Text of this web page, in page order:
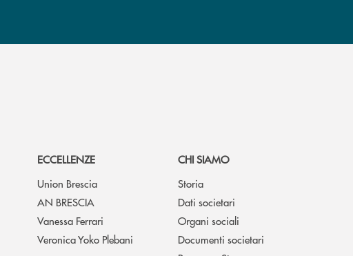
ECCELLENZE
Union Brescia
AN BRESCIA
Vanessa Ferrari
Veronica Yoko Plebani
CHI SIAMO
Storia
Dati societari
Organi sociali
Documenti societari